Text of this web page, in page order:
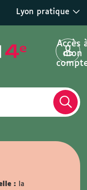
Lyon pratique
Accès
mon
:
la